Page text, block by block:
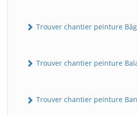
Trouver chantier peinture
Trouver chantier peinture
Trouver chantier peinture